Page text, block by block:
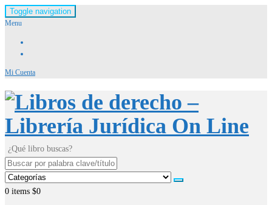
Toggle navigation
Menu
Mi Cuenta
¿Qué libro buscas?
0 items $0